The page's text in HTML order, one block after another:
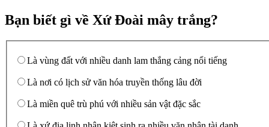
Bạn biết gì về Xứ Đoài mây trắng?
Là vùng đất với nhiều danh lam thắng cảng nổi tiếng
Là nơi có lịch sử văn hóa truyền thống lâu đời
Là miền quê trù phú với nhiều sản vật đặc sắc